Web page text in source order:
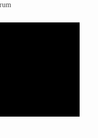
0 Yorum